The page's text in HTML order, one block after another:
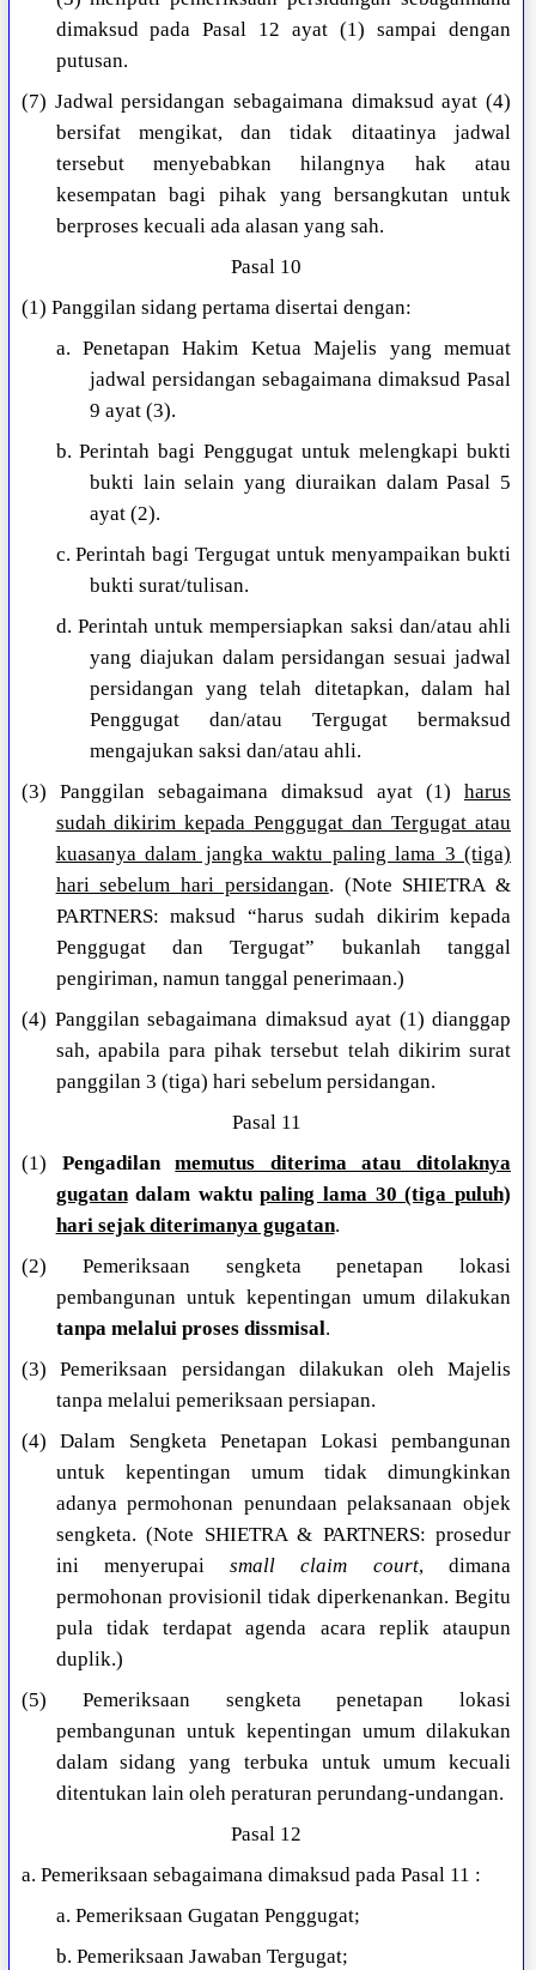
dimaksud pada Pasal 12 ayat (1) sampai dengan
putusan.
(7) Jadwal persidangan sebagaimana dimaksud ayat (4)
bersifat mengikat, dan tidak ditaatinya jadwal
tersebut menyebabkan hilangnya hak atau
kesempatan bagi pihak yang bersangkutan untuk
berproses kecuali ada alasan yang sah.
Pasal 10
(1) Panggilan sidang pertama disertai dengan:
a. Penetapan Hakim Ketua Majelis yang memuat
jadwal persidangan sebagaimana dimaksud Pasal
9 ayat (3).
b. Perintah bagi Penggugat untuk melengkapi bukti
bukti lain selain yang diuraikan dalam Pasal 5
ayat (2).
c. Perintah bagi Tergugat untuk menyampaikan bukti
bukti surat/tulisan.
d. Perintah untuk mempersiapkan saksi dan/atau ahli
yang diajukan dalam persidangan sesuai jadwal
persidangan yang telah ditetapkan, dalam hal
Penggugat dan/atau Tergugat bermaksud
mengajukan saksi dan/atau ahli.
(3) Panggilan sebagaimana dimaksud ayat (1) harus
sudah dikirim kepada Penggugat dan Tergugat atau
kuasanya dalam jangka waktu paling lama 3 (tiga)
hari sebelum hari persidangan. (Note SHIETRA &
PARTNERS: maksud “harus sudah dikirim kepada
Penggugat dan Tergugat” bukanlah tanggal
pengiriman, namun tanggal penerimaan.)
(4) Panggilan sebagaimana dimaksud ayat (1) dianggap
sah, apabila para pihak tersebut telah dikirim surat
panggilan 3 (tiga) hari sebelum persidangan.
Pasal 11
(1) Pengadilanmemutus diterima atau ditolaknya
gugatandalam waktupaling lama 30 (tiga puluh)
hari sejak diterimanya gugatan.
(2) Pemeriksaan sengketa penetapan lokasi
pembangunan untuk kepentingan umum dilakukan
tanpa melalui proses dissmisal.
(3) Pemeriksaan persidangan dilakukan oleh Majelis
tanpa melalui pemeriksaan persiapan.
(4) Dalam Sengketa Penetapan Lokasi pembangunan
untuk kepentingan umum tidak dimungkinkan
adanya permohonan penundaan pelaksanaan objek
sengketa. (Note SHIETRA & PARTNERS: prosedur
ini menyerupaismall claim court, dimana
permohonan provisionil tidak diperkenankan. Begitu
pula tidak terdapat agenda acara replik ataupun
duplik.)
(5) Pemeriksaan sengketa penetapan lokasi
pembangunan untuk kepentingan umum dilakukan
dalam sidang yang terbuka untuk umum kecuali
ditentukan lain oleh peraturan perundang-undangan.
Pasal 12
a. Pemeriksaan sebagaimana dimaksud pada Pasal 11 :
a. Pemeriksaan Gugatan Penggugat;
b. Pemeriksaan Jawaban Tergugat;